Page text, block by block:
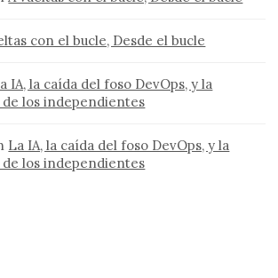
con el bucle, Desde el bucle
IA, la caída del foso DevOps, y la
los independientes
La IA, la caída del foso DevOps, y la
los independientes